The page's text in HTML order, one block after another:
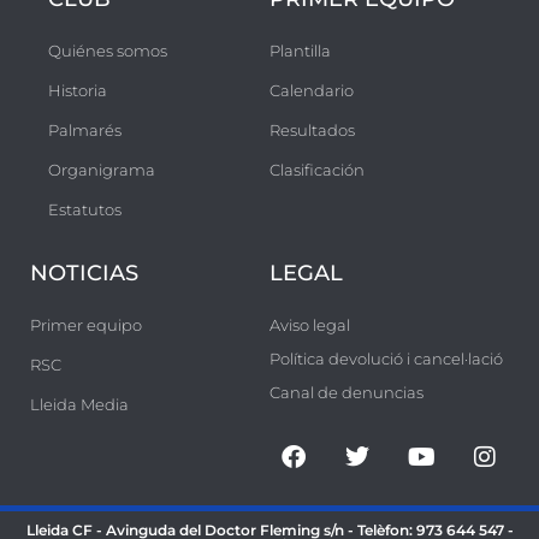
s
Quiénes somos
Historia
Palmarés
Organigrama
Estatutos
Plantilla
Calendario
Resultados
Clasificación
NOTICIAS
Primer equipo
RSC
Lleida Media
LEGAL
Aviso legal
Política devolució i cancel·lació
Canal de denuncias
Lleida CF - Avinguda del Doctor Fleming s/n - Telèfon: 973 644 547-